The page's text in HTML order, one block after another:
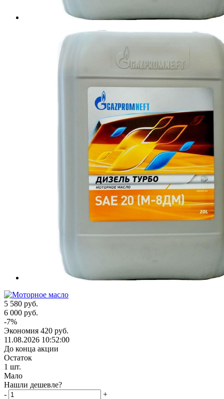
5 580 руб.
6 000 руб.
-7%
Экономия 420 руб.
11.08.2026 10:52:00
До конца акции
Остаток
1 шт.
Мало
Нашли дешевле?
-
+